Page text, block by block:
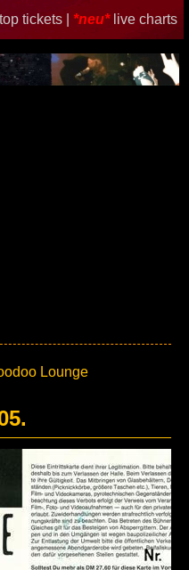
top tickets | *neu* live charts
Lounge